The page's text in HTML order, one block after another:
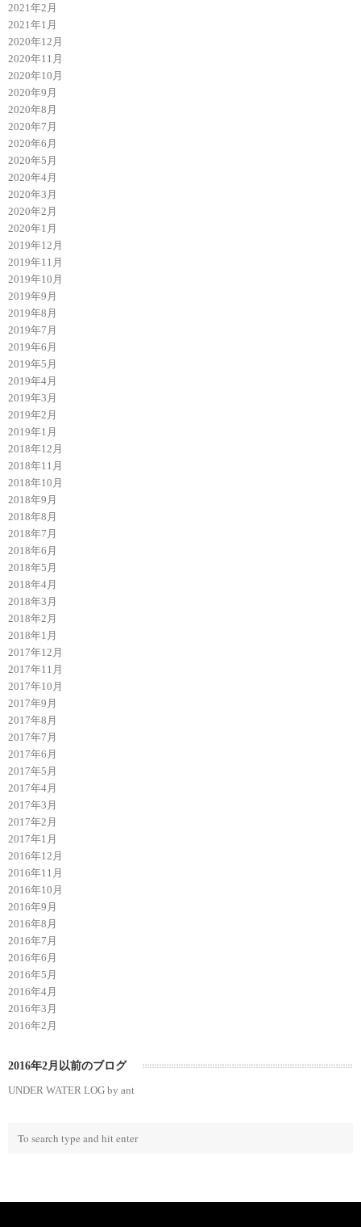
2021年2月
2021年1月
2020年12月
2020年11月
2020年10月
2020年9月
2020年8月
2020年7月
2020年6月
2020年5月
2020年4月
2020年3月
2020年2月
2020年1月
2019年12月
2019年11月
2019年10月
2019年9月
2019年8月
2019年7月
2019年6月
2019年5月
2019年4月
2019年3月
2019年2月
2019年1月
2018年12月
2018年11月
2018年10月
2018年9月
2018年8月
2018年7月
2018年6月
2018年5月
2018年4月
2018年3月
2018年2月
2018年1月
2017年12月
2017年11月
2017年10月
2017年9月
2017年8月
2017年7月
2017年6月
2017年5月
2017年4月
2017年3月
2017年2月
2017年1月
2016年12月
2016年11月
2016年10月
2016年9月
2016年8月
2016年7月
2016年6月
2016年5月
2016年4月
2016年3月
2016年2月
2016年2月以前のブログ
UNDER WATER LOG by ant